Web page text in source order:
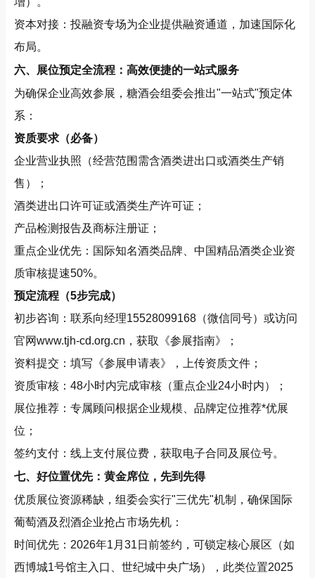
资本对接：投融资专场为企业提供融资通道，加速国际化
布局。
六、展位预定全流程：高效便捷的一站式服务
为确保企业高效参展，糖酒会组委会推出"一站式"预定体
系：
资质要求（必备）
企业营业执照（经营范围需含酒类进出口或酒类生产销
售）；
酒类进出口许可证或酒类生产许可证；
产品检测报告及商标注册证；
重点企业优先：国际知名酒类品牌、中国精品酒类企业资
质审核提速50%。
预定流程（5步完成）
初步咨询：联系向经理15528099168（微信同号）或访问
官网www.tjh-cd.org.cn，获取《参展指南》；
资料提交：填写《参展申请表》，上传资质文件；
资质审核：48小时内完成审核（重点企业24小时内）；
展位推荐：专属顾问根据企业规模、品牌定位推荐*优展
位；
签约支付：线上支付展位费，获取电子合同及展位号。
七、好位置优先：黄金席位，先到先得
优质展位资源稀缺，组委会实行"三优先"机制，确保国际
葡萄酒及烈酒企业抢占市场先机：
时间优先：2026年1月31日前签约，可锁定核心展区（如
西博城1号馆主入口、世纪城中央广场），此类位置2025